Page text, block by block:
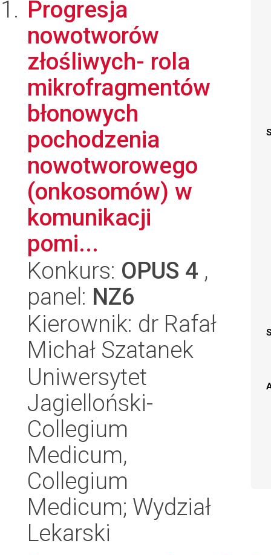
Progresja
nowotworów
złośliwych- rola
mikrofragmentów
błonowych
pochodzenia
nowotworowego
(onkosomów) w
komunikacji
pomi...
Konkurs: OPUS 4 ,
panel: NZ6
Kierownik: dr Rafał
Michał Szatanek
Uniwersytet
Jagielloński-
Collegium
Medicum,
Collegium
Medicum; Wydział
Lekarski